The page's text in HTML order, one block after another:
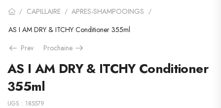
/ CAPILLAIRE / APRES-SHAMPOOINGS /
AS I AM DRY & ITCHY Conditioner 355ml
Prev
Prochaine
AS I AM DRY & ITCHY Conditioner
355ml
UGS : 185579